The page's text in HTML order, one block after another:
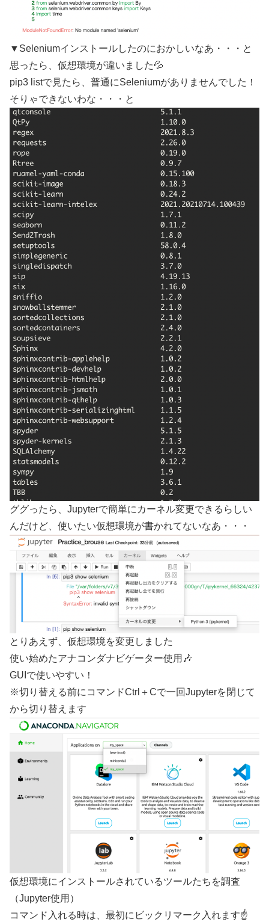
▼Seleniumインストールしたのにおかしいなあ・・・と
思ったら、仮想環境が違いました💦
pip3 listで見たら、普通にSeleniumがありませんでした！
そりゃできないわな・・・と
ググったら、Jupyterで簡単にカーネル変更できるらしい
んだけど、使いたい仮想環境が書かれてないなあ・・・
とりあえず、仮想環境を変更しました
使い始めたアナコンダナビゲーター使用🎶
GUIで使いやすい！
※切り替える前にコマンドCtrl＋Cで一回Jupyterを閉じて
から切り替えます
仮想環境にインストールされているツールたちを調査
（Jupyter使用）
コマンド入れる時は、最初にビックリマーク入れます☝️